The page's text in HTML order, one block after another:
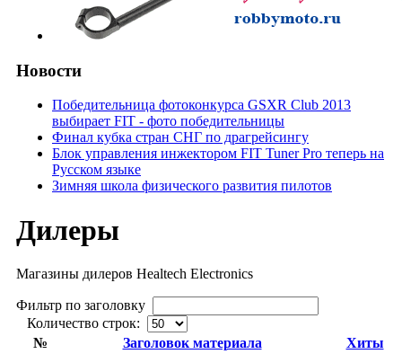
Новости
Победительница фотоконкурса GSXR Club 2013
выбирает FIT - фото победительницы
Финал кубка стран СНГ по драгрейсингу
Блок управления инжектором FIT Tuner Pro теперь на
Русском языке
Зимняя школа физического развития пилотов
Дилеры
Магазины дилеров Healtech Electronics
Фильтр по заголовку
Количество строк:
№
Заголовок материала
Хиты